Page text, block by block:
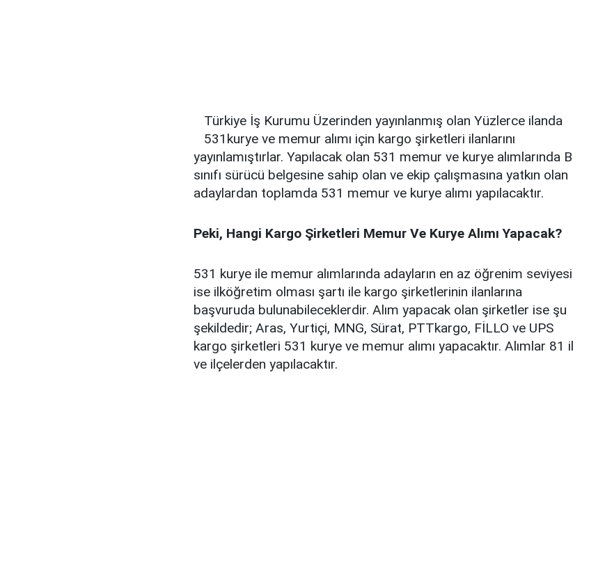
Türkiye İş Kurumu Üzerinden yayınlanmış olan Yüzlerce ilanda
531kurye ve memur alımı için kargo şirketleri ilanlarını
yayınlamıştırlar. Yapılacak olan 531 memur ve kurye alımlarında B
sınıfı sürücü belgesine sahip olan ve ekip çalışmasına yatkın olan
adaylardan toplamda 531 memur ve kurye alımı yapılacaktır.
Peki, Hangi Kargo Şirketleri Memur Ve Kurye Alımı Yapacak?
531 kurye ile memur alımlarında adayların en az öğrenim seviyesi
ise ilköğretim olması şartı ile kargo şirketlerinin ilanlarına
başvuruda bulunabileceklerdir. Alım yapacak olan şirketler ise şu
şekildedir; Aras, Yurtiçi, MNG, Sürat, PTTkargo, FİLLO ve UPS
kargo şirketleri 531 kurye ve memur alımı yapacaktır. Alımlar 81 il
ve ilçelerden yapılacaktır.